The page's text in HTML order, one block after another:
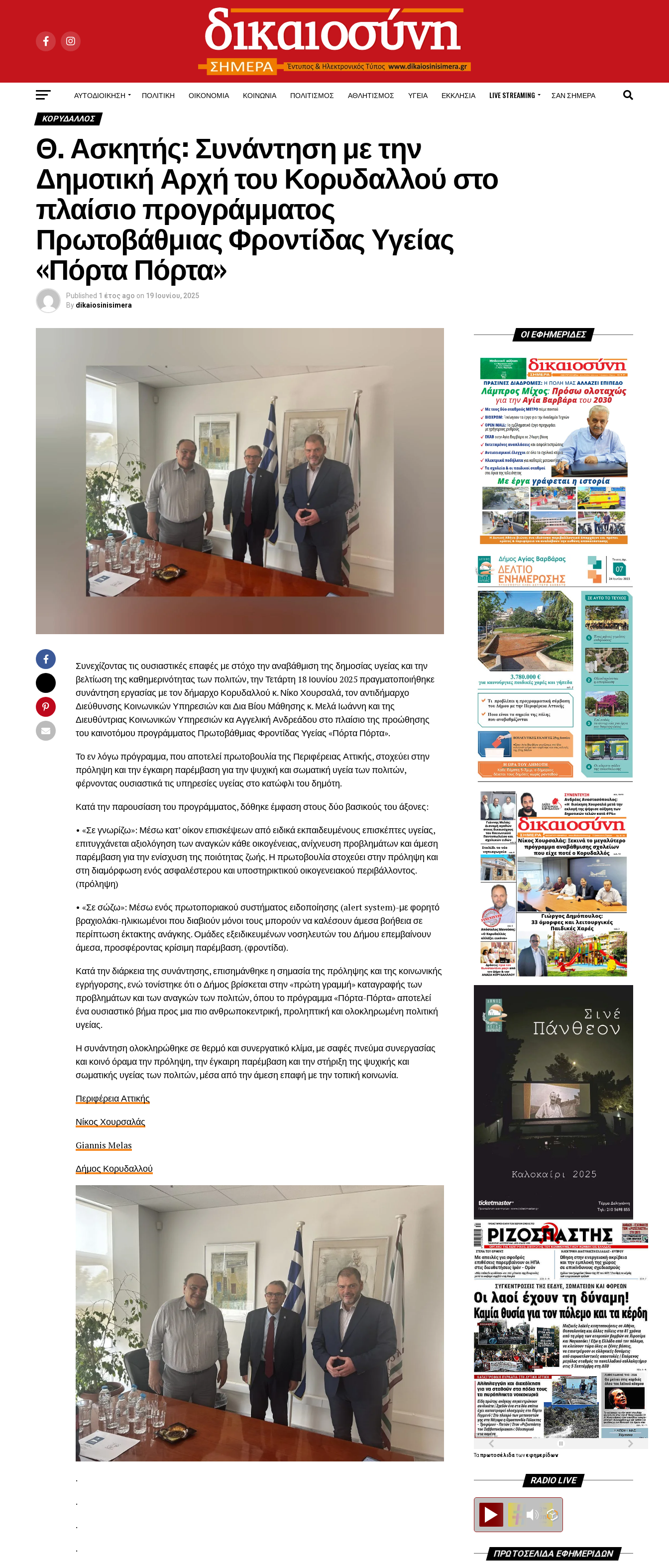
ΑΥΤΟΔΙΟΊΚΗΣΗ ΠΟΛΙΤΙΚΉ ΟΙΚΟΝΟΜΊΑ ΚΟΙΝΩΝΊΑ ΠΟΛΙΤΙΣΜΌΣ ΑΘΛΗΤΙΣΜΌΣ ΥΓΕΊΑ ΕΚΚΛΗΣΊΑ LIVE STREAMING ΣΑΝ ΣΉΜΕΡΑ
ΚΟΡΥΔΑΛΛΟΣ
Θ. Ασκητής: Συνάντηση με την
Δημοτική Αρχή του Κορυδαλλού στο
πλαίσιο προγράμματος
Πρωτοβάθμιας Φροντίδας Υγείας
«Πόρτα Πόρτα»
Published 1 έτος ago on 19 Ιουνίου, 2025
By dikaiosinisimera
Συνεχίζοντας τις ουσιαστικές επαφές με στόχο την αναβάθμιση της δημοσίας υγείας και την
βελτίωση της καθημερινότητας των πολιτών, την Τετάρτη 18 Ιουνίου 2025πραγματοποιήθηκε
συνάντηση εργασίας με τον δήμαρχο Κορυδαλλού κ. Νίκο Χουρσαλά, τον αντιδήμαρχο
Διεύθυνσης Κοινωνικών Υπηρεσιών και Δια Βίου Μάθησης κ. Μελά Ιωάννη και της
Διευθύντριας Κοινωνικών Υπηρεσιών κα Αγγελική Ανδρεάδου στο πλαίσιο της προώθησης
του καινοτόμου προγράμματος Πρωτοβάθμιας Φροντίδας Υγείας «Πόρτα Πόρτα».
Το εν λόγω πρόγραμμα, που αποτελεί πρωτοβουλία της Περιφέρειας Αττικής, στοχεύει στην
πρόληψη και την έγκαιρη παρέμβαση για την ψυχική και σωματική υγεία των πολιτών,
φέρνοντας ουσιαστικά τις υπηρεσίες υγείας στο κατώφλι του δημότη.
Κατά την παρουσίαση του προγράμματος, δόθηκε έμφαση στους δύο βασικούς του άξονες:
• «Σε γνωρίζω»: Μέσω κατ’ οίκον επισκέψεων από ειδικά εκπαιδευμένους επισκέπτες υγείας,
επιτυγχάνεται αξιολόγηση των αναγκών κάθε οικογένειας, ανίχνευση προβλημάτων και άμεση
παρέμβαση για την ενίσχυση της ποιότητας ζωής. Η πρωτοβουλία στοχεύει στην πρόληψη και
στη διαμόρφωση ενός ασφαλέστερου και υποστηρικτικού οικογενειακού περιβάλλοντος.
(πρόληψη)
• «Σε σώζω»: Μέσω ενός πρωτοποριακού συστήματος ειδοποίησης (alert system)-με φορητό
βραχιολάκι-ηλικιωμένοι που διαβιούν μόνοι τους μπορούν να καλέσουν άμεσα βοήθεια σε
περίπτωση έκτακτης ανάγκης. Ομάδες εξειδικευμένων νοσηλευτών του Δήμου επεμβαίνουν
άμεσα, προσφέροντας κρίσιμη παρέμβαση. (φροντίδα).
Κατά την διάρκεια της συνάντησης, επισημάνθηκε η σημασία της πρόληψης και της κοινωνικής
εγρήγορσης, ενώ τονίστηκε ότι ο Δήμος βρίσκεται στην «πρώτη γραμμή» καταγραφής των
προβλημάτων και των αναγκών των πολιτών, όπου το πρόγραμμα «Πόρτα-Πόρτα» αποτελεί
ένα ουσιαστικό βήμα προς μια πιο ανθρωποκεντρική, προληπτική και ολοκληρωμένη πολιτική
υγείας.
Η συνάντηση ολοκληρώθηκε σε θερμό και συνεργατικό κλίμα, με σαφές πνεύμα συνεργασίας
και κοινό όραμα την πρόληψη, την έγκαιρη παρέμβαση και την στήριξη της ψυχικής και
σωματικής υγείας των πολιτών, μέσα από την άμεση επαφή με την τοπική κοινωνία.
Περιφέρεια Αττικής
Νίκος Χουρσαλάς
Giannis Melas
Δήμος Κορυδαλλού
.
.
.
.
ΟΙ ΕΦΗΜΕΡΙΔΕΣ
Ταπρωτοσέλιδατωνεφημερίδων
RADIO LIVE
ΠΡΩΤΟΣΕΛΙΔΑ ΕΦΗΜΕΡΙΔΩΝ